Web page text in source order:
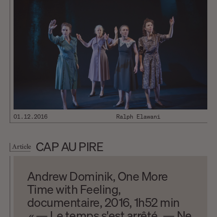
01.12.2016 Ralph Elawani
Article
CAP AU PIRE
Andrew Dominik, One More
Time with Feeling,
documentaire, 2016, 1h52 min